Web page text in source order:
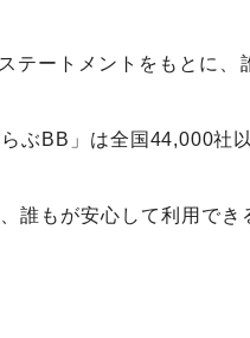
ートメントをもとに
ぶBB」は全国44,000社
誰もが安心して利用で